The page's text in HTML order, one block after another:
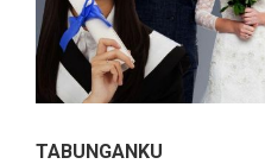
TABUNGANKU